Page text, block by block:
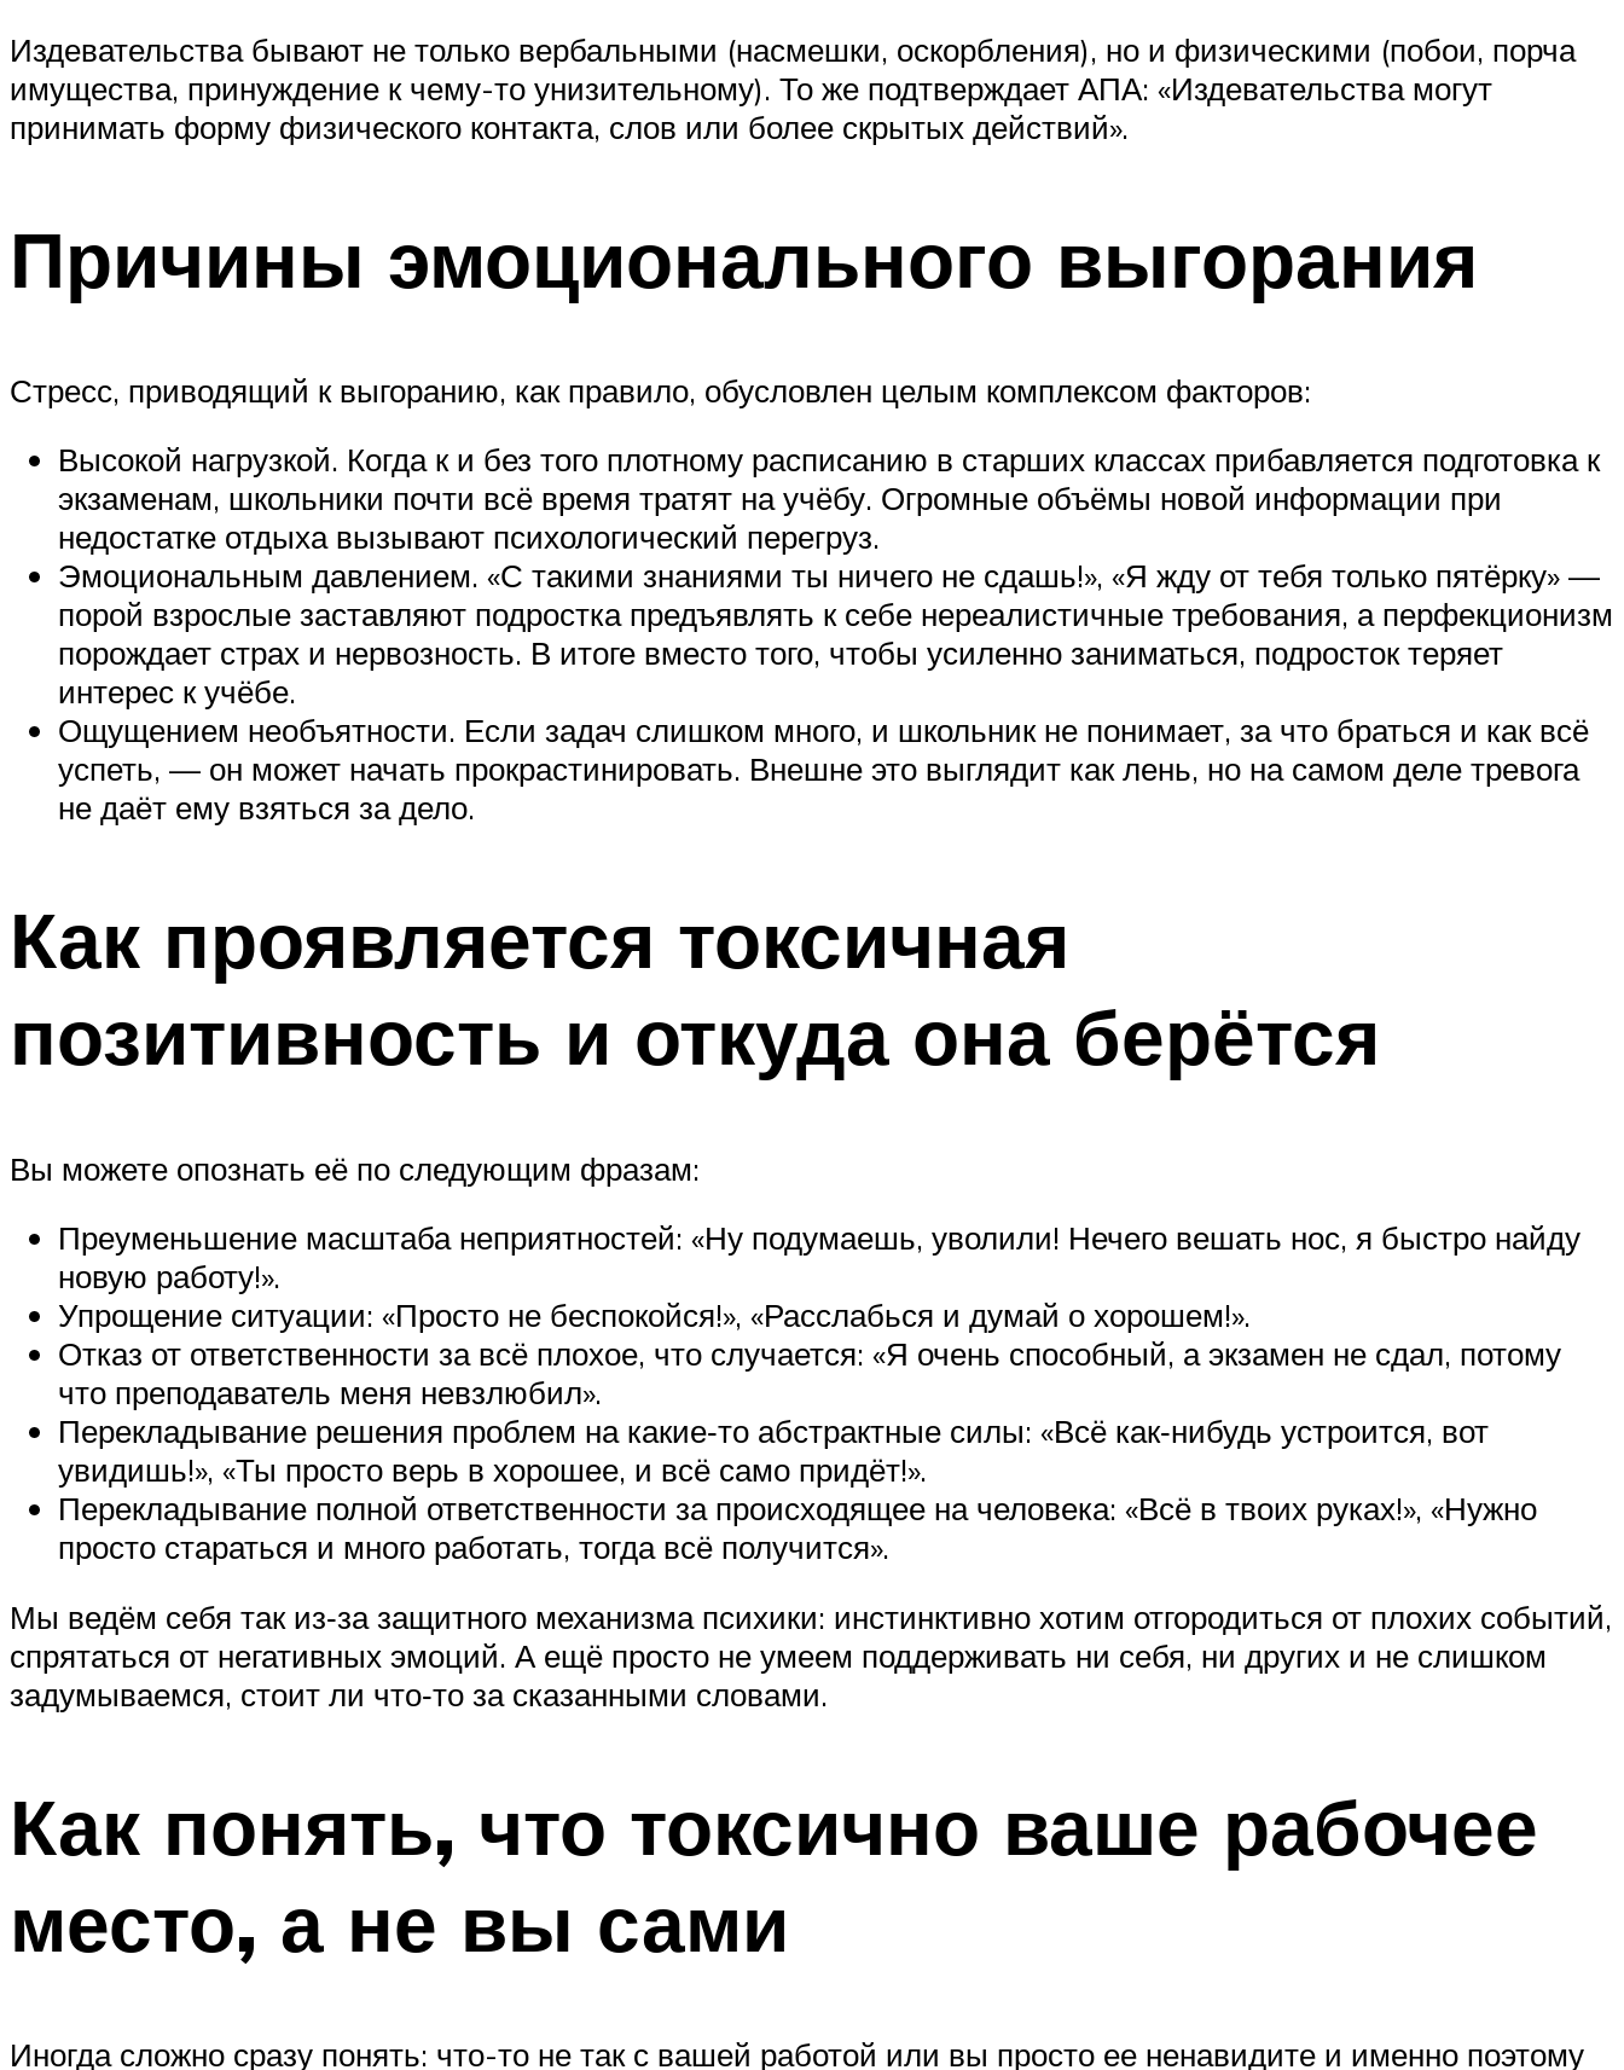
Издевательства бывают не только вербальными (насмешки, оскорбления), но и физическими (побои, порча
имущества, принуждение к чему-то унизительному). То же подтверждает АПА: «Издевательства могут
принимать форму физического контакта, слов или более скрытых действий».
Причины эмоционального выгорания
Стресс, приводящий к выгоранию, как правило, обусловлен целым комплексом факторов:
Высокой нагрузкой. Когда к и без того плотному расписанию в старших классах прибавляется подготовка к
экзаменам, школьники почти всё время тратят на учёбу. Огромные объёмы новой информации при
недостатке отдыха вызывают психологический перегруз.
Эмоциональным давлением. «С такими знаниями ты ничего не сдашь!», «Я жду от тебя только пятёрку» —
порой взрослые заставляют подростка предъявлять к себе нереалистичные требования, а перфекционизм
порождает страх и нервозность. В итоге вместо того, чтобы усиленно заниматься, подросток теряет
интерес к учёбе.
Ощущением необъятности. Если задач слишком много, и школьник не понимает, за что браться и как всё
успеть, — он может начать прокрастинировать. Внешне это выглядит как лень, но на самом деле тревога
не даёт ему взяться за дело.
Как проявляется токсичная
позитивность и откуда она берётся
Вы можете опознать её по следующим фразам:
Преуменьшение масштаба неприятностей: «Ну подумаешь, уволили! Нечего вешать нос, я быстро найду
новую работу!».
Упрощение ситуации: «Просто не беспокойся!», «Расслабься и думай о хорошем!».
Отказ от ответственности за всё плохое, что случается: «Я очень способный, а экзамен не сдал, потому
что преподаватель меня невзлюбил».
Перекладывание решения проблем на какие‑то абстрактные силы: «Всё как‑нибудь устроится, вот
увидишь!», «Ты просто верь в хорошее, и всё само придёт!».
Перекладывание полной ответственности за происходящее на человека: «Всё в твоих руках!», «Нужно
просто стараться и много работать, тогда всё получится».
Мы ведём себя так из‑за защитного механизма психики: инстинктивно хотим отгородиться от плохих событий,
спрятаться от негативных эмоций. А ещё просто не умеем поддерживать ни себя, ни других и не слишком
задумываемся, стоит ли что‑то за сказанными словами.
Как понять, что токсично ваше рабочее
место, а не вы сами
Иногда сложно сразу понять: что-то не так с вашей работой или вы просто ее ненавидите и именно поэтому